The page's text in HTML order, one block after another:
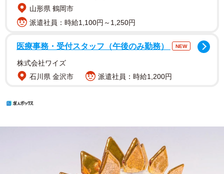
山形県 鶴岡市
派遣社員：時給1,100円～1,250円
医療事務・受付スタッフ（午後のみ勤務） NEW
株式会社ワイズ
石川県 金沢市
派遣社員：時給1,200円